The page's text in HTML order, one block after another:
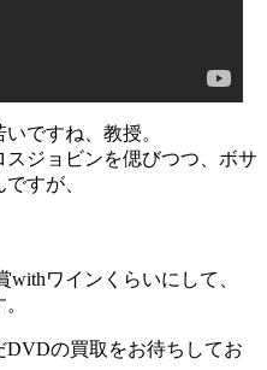
ですね、教授。
ジョビンを偲びつつ、ボサ
すが、
ワインくらいにして、
DVDの買取をお待ちしてお